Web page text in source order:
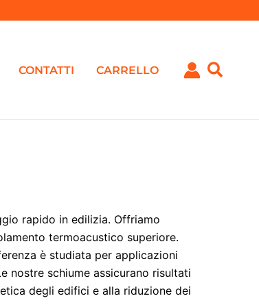
CONTATTI CARRELLO
rapido in edilizia. Offriamo
termoacustico superiore.
è studiata per applicazioni
nostre schiume assicurano risultati
degli edifici e alla riduzione dei